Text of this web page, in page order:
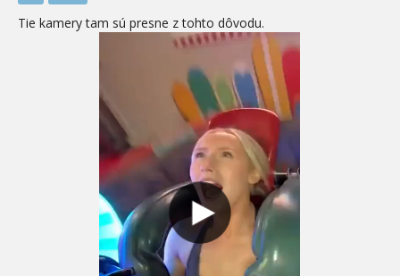
Tie kamery tam sú presne z tohto dôvodu.